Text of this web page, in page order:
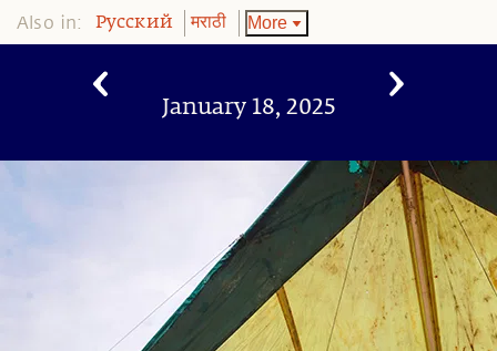
Also in: Pусский मराठी More
January 18, 2025